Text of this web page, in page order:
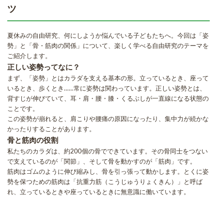
ツ
夏休みの自由研究、何にしようか悩んでいる子どもたちへ。今回は「姿
勢」と「骨・筋肉の関係」について、楽しく学べる自由研究のテーマを
ご紹介します。
正しい姿勢ってなに？
まず、「姿勢」とはカラダを支える基本の形。立っているとき、座って
いるとき、歩くとき……常に姿勢は関わっています。正しい姿勢とは、
背すじが伸びていて、耳・肩・腰・膝・くるぶしが一直線になる状態の
ことです。
この姿勢が崩れると、肩こりや腰痛の原因になったり、集中力が続かな
かったりすることがあります。
骨と筋肉の役割
私たちのカラダは、約200個の骨でできています。その骨同士をつない
で支えているのが「関節」、そして骨を動かすのが「筋肉」です。
筋肉はゴムのように伸び縮みし、骨を引っ張って動かします。とくに姿
勢を保つための筋肉は「抗重力筋（こうじゅうりょくきん）」と呼ば
れ、立っているときや座っているときに無意識に働いています。